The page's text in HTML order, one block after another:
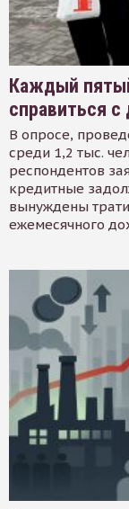
Каждый
справиться с
В опросе,
среди 1,2 тыс.
респондентов
кредитные
вынуждены
ежемесячного